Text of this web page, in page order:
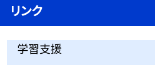
リンク
学習支援